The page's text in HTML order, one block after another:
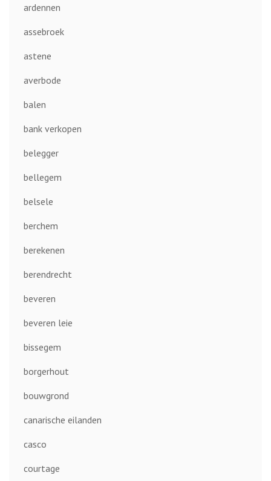
ardennen
assebroek
astene
averbode
balen
bank verkopen
belegger
bellegem
belsele
berchem
berekenen
berendrecht
beveren
beveren leie
bissegem
borgerhout
bouwgrond
canarische eilanden
casco
courtage